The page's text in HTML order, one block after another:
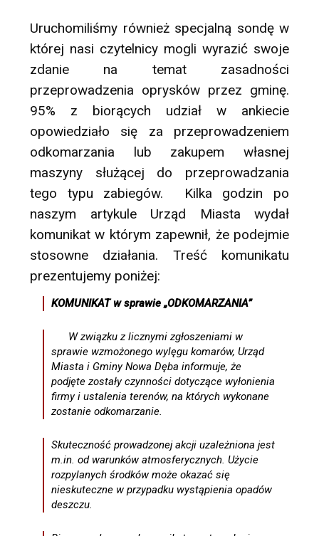
Uruchomiliśmy również specjalną sondę w
której nasi czytelnicy mogli wyrazić swoje
zdanie na temat zasadności
przeprowadzenia oprysków przez gminę.
95% z biorących udział w ankiecie
opowiedziało się za przeprowadzeniem
odkomarzania lub zakupem własnej
maszyny służącej do przeprowadzania
tego typu zabiegów. Kilka godzin po
naszym artykule Urząd Miasta wydał
komunikat w którym zapewnił, że podejmie
stosowne działania. Treść komunikatu
prezentujemy poniżej:
KOMUNIKAT w sprawie „ODKOMARZANIA”
W związku z licznymi zgłoszeniami w
sprawie wzmożonego wylęgu komarów, Urząd
Miasta i Gminy Nowa Dęba informuje, że
podjęte zostały czynności dotyczące wyłonienia
firmy i ustalenia terenów, na których wykonane
zostanie odkomarzanie.
Skuteczność prowadzonej akcji uzależniona jest
m.in. od warunków atmosferycznych. Użycie
rozpylanych środków może okazać się
nieskuteczne w przypadku wystąpienia opadów
deszczu.